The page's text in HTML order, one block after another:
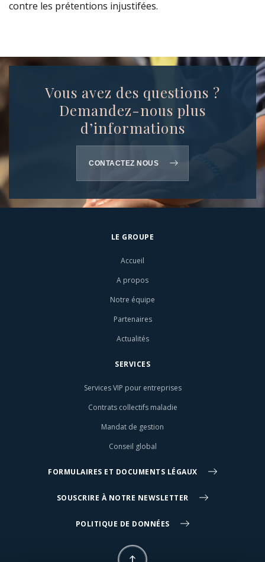
contre les prétentions injustifées.
Vous avez des questions ?
Demandez-nous plus
d’informations
CONTACTEZ NOUS
LE GROUPE
Accueil
A propos
Notre équipe
Partenaires
Actualités
SERVICES
Services VIP pour entreprises
Contrats collectifs maladie
Mandat de gestion
Conseil global
FORMULAIRES ET DOCUMENTS LÉGAUX
SOUSCRIRE À NOTRE NEWSLETTER
POLITIQUE DE DONNÉES